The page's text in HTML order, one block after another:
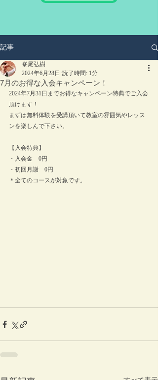
記事
7月のお得な入会キャンペーン！
峯尾弘樹
2024年6月28日 読了時間: 1分
2024年7月31日までお得なキャンペーン特典でご入会
頂けます！
まずは無料体験を受講頂いて教室の雰囲気やレッス
ンを楽しんで下さい。
【入会特典】
・入会金　0円
・初回月謝　0円
＊全てのコースが対象です。